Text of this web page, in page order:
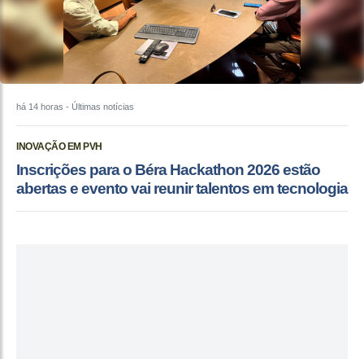
há 14 horas - Últimas notícias
INOVAÇÃO EM PVH
Inscrições para o Béra Hackathon 2026 estão
abertas e evento vai reunir talentos em tecnologia